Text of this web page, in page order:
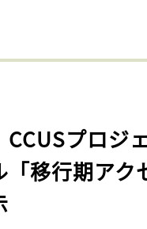
CCUSプロジ
「移行期アク